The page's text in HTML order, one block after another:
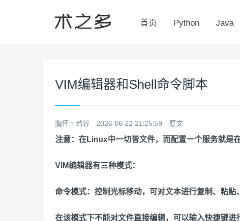
首页 Python Java
VIM编辑器和Shell命令脚本
胸怀丶若谷 2026-06-22 21:25:59 原文
注意：在Linux中一切皆文件，而配置一个服务就是
VIM编辑器有三种模式：
命令模式：控制光标移动，可对文本进行复制、粘贴
在该模式下不能对文件直接编辑，可以输入快捷键进